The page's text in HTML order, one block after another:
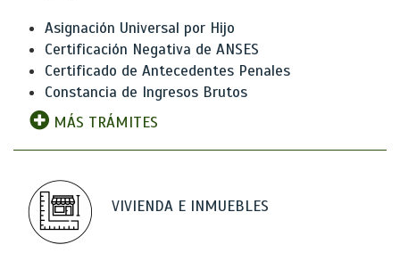
Asignación Universal por Hijo
Certificación Negativa de ANSES
Certificado de Antecedentes Penales
Constancia de Ingresos Brutos
MÁS TRÁMITES
VIVIENDA E INMUEBLES